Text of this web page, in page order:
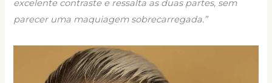
excelente contraste e ressalta as duas partes, sem
parecer uma maquiagem sobrecarregada.”